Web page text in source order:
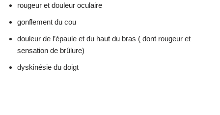
rougeur et douleur oculaire
gonflement du cou
douleur de l’épaule et du haut du bras ( dont rougeur et
sensation de brûlure)
dyskinésie du doigt